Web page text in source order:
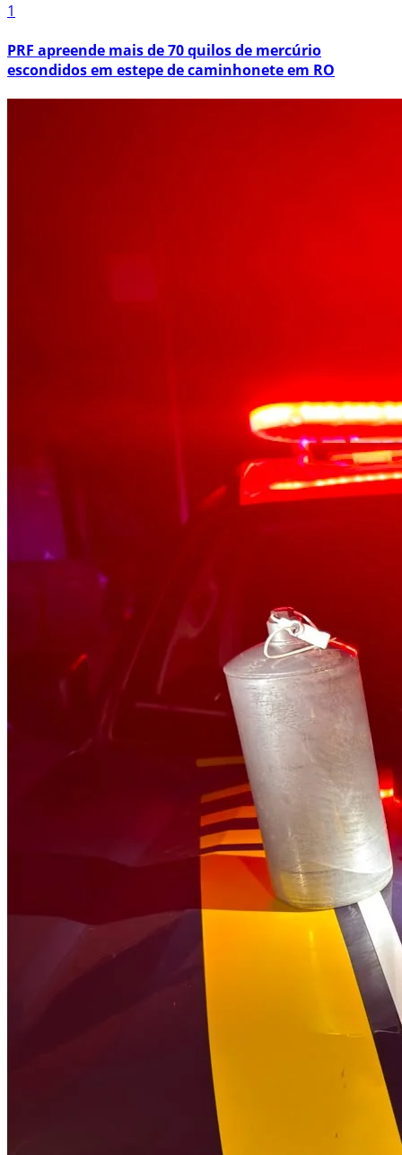
1
PRF apreende mais de 70 quilos de mercúrio
escondidos em estepe de caminhonete em RO